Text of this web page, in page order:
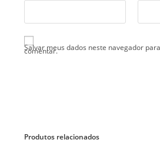
Salvar meus dados neste navegador
comentar.
Produtos relacionados